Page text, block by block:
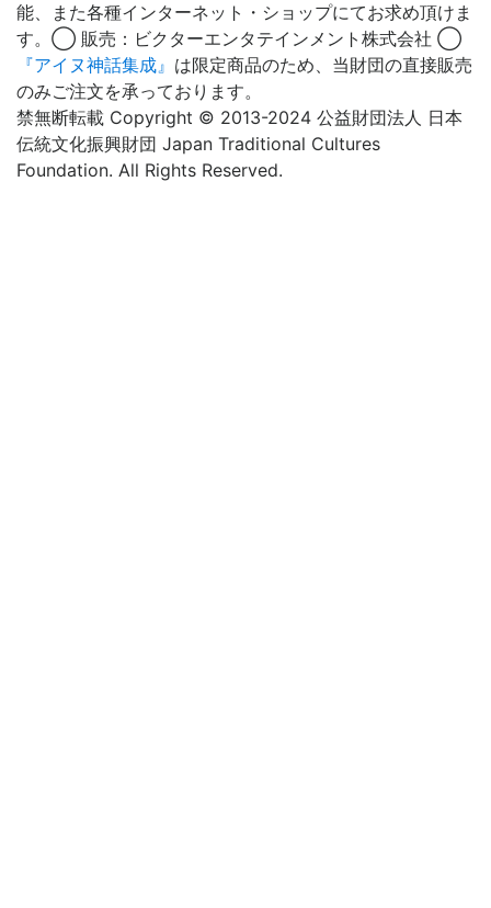
能、また各種インターネット・ショップにてお求め頂けま
す。◯ 販売：ビクターエンタテインメント株式会社 ◯
『アイヌ神話集成』 は限定商品のため、当財団の直接販売
のみご注文を承っております。
禁無断転載 Copyright © 2013-2024 公益財団法人 日本
伝統文化振興財団 Japan Traditional Cultures
Foundation. All Rights Reserved.